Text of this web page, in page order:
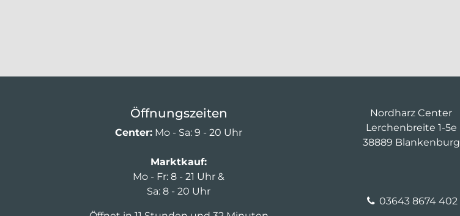
Öffnungszeiten
Center: Mo - Sa: 9 - 20 Uhr
Marktkauf:
Mo - Fr: 8 - 21 Uhr &
Sa: 8 - 20 Uhr
Nordharz Center
Lerchenbreite 1-5e
38889 Blankenburg
03643 8674 402